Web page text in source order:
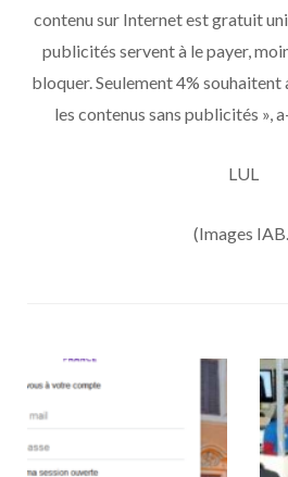
contenu sur Internet est gratuit
publicités servent à le payer,
bloquer. Seulement 4%
les contenus sans publicités »,
LUL
(Images